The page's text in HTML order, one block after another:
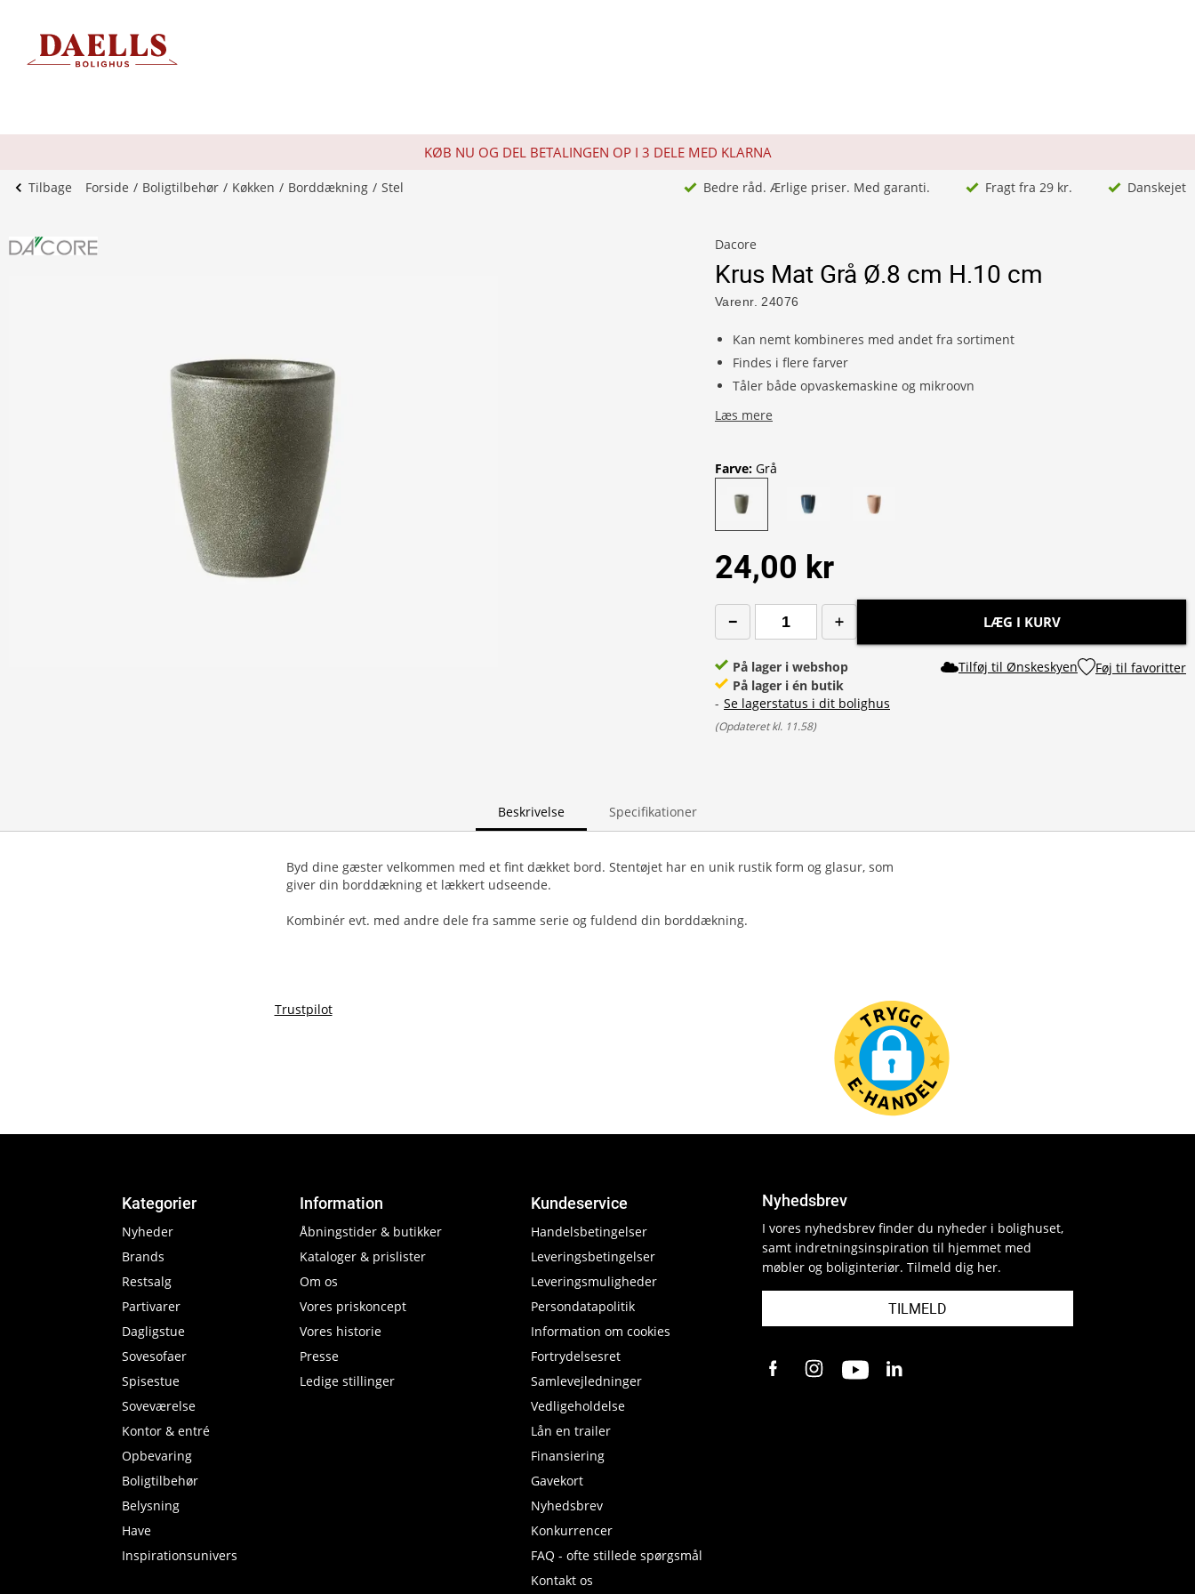
KØB NU OG DEL BETALINGEN OP I 3 DELE MED KLARNA
Tilbage Forside Boligtilbehør Køkken Borddækning Stel Bedre råd. Ærlige priser. Med garanti. Fragt fra 29 kr. Danskejet
Dacore
Krus Mat Grå Ø.8 cm H.10 cm
Varenr. 24076
Kan nemt kombineres med andet fra sortiment
Findes i flere farver
Tåler både opvaskemaskine og mikroovn
Læs mere
Farve: Grå
24,00 kr
LÆG I KURV
På lager i webshop
På lager i én butik
- Se lagerstatus i dit bolighus
(Opdateret kl. 11.58)
Tilføj til Ønskeskyen Føj til favoritter
Beskrivelse Specifikationer
Byd dine gæster velkommen med et fint dækket bord. Stentøjet har en unik rustik form og glasur, som
giver din borddækning et lækkert udseende.
Kombinér evt. med andre dele fra samme serie og fuldend din borddækning.
Trustpilot
Kategorier
Nyheder
Brands
Restsalg
Partivarer
Dagligstue
Sovesofaer
Spisestue
Soveværelse
Kontor & entré
Opbevaring
Boligtilbehør
Belysning
Have
Inspirationsunivers
Information
Åbningstider & butikker
Kataloger & prislister
Om os
Vores priskoncept
Vores historie
Presse
Ledige stillinger
Kundeservice
Handelsbetingelser
Leveringsbetingelser
Leveringsmuligheder
Persondatapolitik
Information om cookies
Fortrydelsesret
Samlevejledninger
Vedligeholdelse
Lån en trailer
Finansiering
Gavekort
Nyhedsbrev
Konkurrencer
FAQ - ofte stillede spørgsmål
Kontakt os
Nyhedsbrev
I vores nyhedsbrev finder du nyheder i bolighuset,
samt indretningsinspiration til hjemmet med
møbler og boliginteriør. Tilmeld dig her.
TILMELD